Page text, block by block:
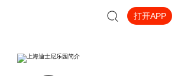
打开APP